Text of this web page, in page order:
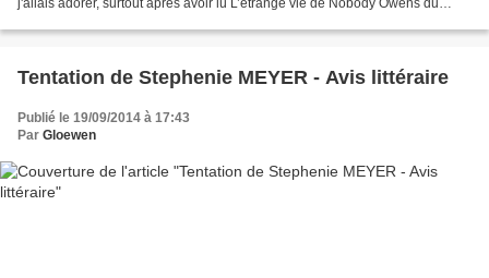
Tentation de Stephenie MEYER - Avis littéraire
Publié le 19/09/2014 à 17:43
Par Gloewen